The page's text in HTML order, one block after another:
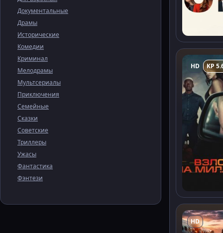
Документальные
Драмы
Исторические
Комедии
Криминал
Мелодрамы
Мультсериалы
Приключения
Семейные
Сказки
Советские
Триллеры
Ужасы
Фантастика
Фэнтези
HD KP
HD